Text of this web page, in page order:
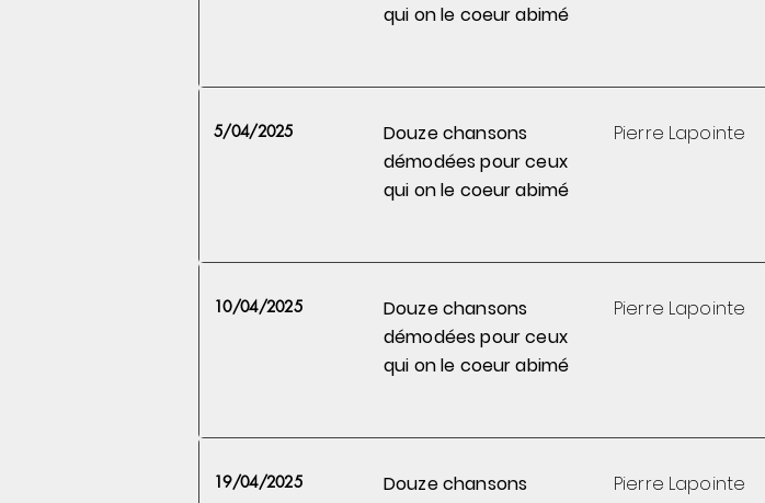
qui on le coeur abimé
5/04/2025
Douze chansons
démodées pourceux
qui on le coeur abimé
Pierre Lapointe
10/04/2025
Douze chansons
démodées pourceux
qui on le coeur abimé
Pierre Lapointe
19/04/2025
Douze chansons
Pierre Lapointe